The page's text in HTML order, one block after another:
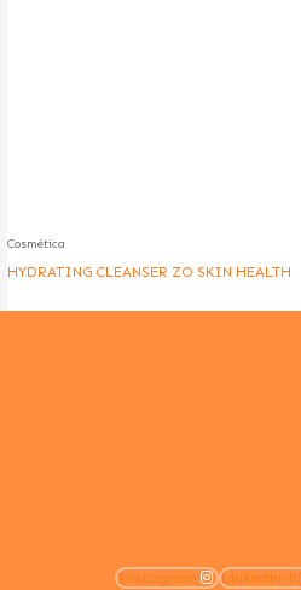
Cosmética
HYDRATING CLEANSER ZO SKIN HEALTH
Instagram Linkedin-in